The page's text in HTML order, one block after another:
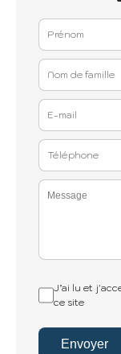
J’ai lu et
ce site
Envoyer